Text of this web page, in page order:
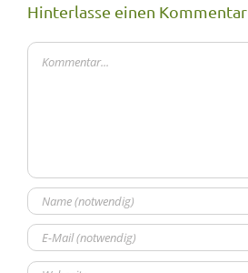
Hinterlasse einen Kommentar
Kommentar